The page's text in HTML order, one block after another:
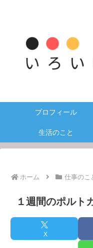
プロフィール
生活のこと
ホーム 仕事のこ
１週間のポルト
X